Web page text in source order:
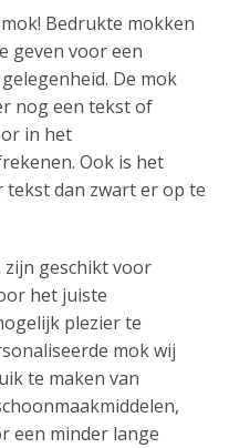
Bedrukte mokken
geven voor een
De mok
nog een tekst of
in het
Ook is het
tekst dan zwart er op te
zijn geschikt voor
het juiste
plezier te
mok wij
te maken van
een minder lange